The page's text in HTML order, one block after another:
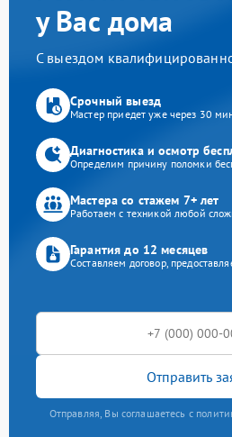
у Вас дома
С выездом
Срочный выезд
Мастер приедет уже через 30
Диагностика и осмотр
Определим причину поломки
Мастера со стажем 7+ лет
Работаем с техникой любой
Гарантия до 12 месяцев
Составляем договор,
Отправить
Отправляя, Вы соглашаетесь с